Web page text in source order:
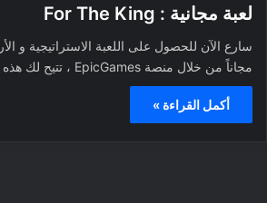
لعبة مجانية : For The King
مجاناً من خلال منصة EpicGames ، تتيح لك هذه المنصة الحصول…
أكمل القراءة »